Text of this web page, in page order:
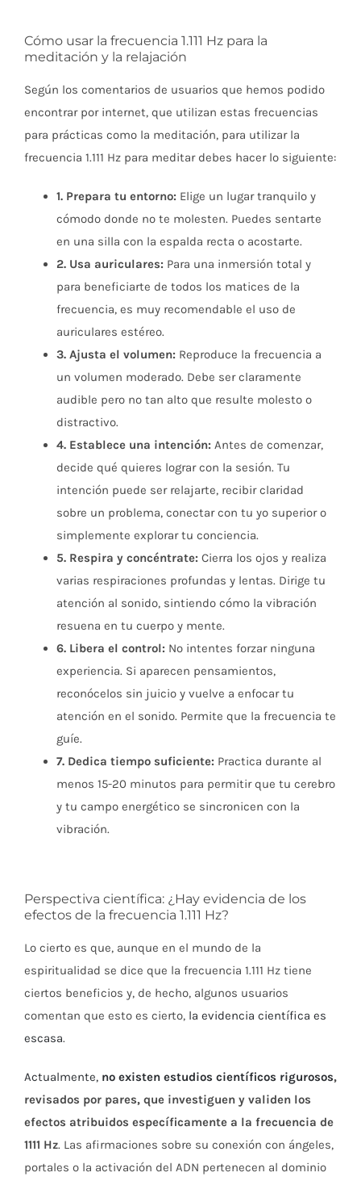
Cómo usar la frecuencia 1.111 Hz para la
meditación y la relajación
Según los comentarios de usuarios que hemos podido
encontrar por internet, que utilizan estas frecuencias
para prácticas como la meditación, para utilizar la
frecuencia 1.111 Hz para meditar debes hacer lo siguiente:
1. Prepara tu entorno: Elige un lugar tranquilo y
cómodo donde no te molesten. Puedes sentarte
en una silla con la espalda recta o acostarte.
2. Usa auriculares: Para una inmersión total y
para beneficiarte de todos los matices de la
frecuencia, es muy recomendable el uso de
auriculares estéreo.
3. Ajusta el volumen: Reproduce la frecuencia a
un volumen moderado. Debe ser claramente
audible pero no tan alto que resulte molesto o
distractivo.
4. Establece una intención: Antes de comenzar,
decide qué quieres lograr con la sesión. Tu
intención puede ser relajarte, recibir claridad
sobre un problema, conectar con tu yo superior o
simplemente explorar tu conciencia.
5. Respira y concéntrate: Cierra los ojos y realiza
varias respiraciones profundas y lentas. Dirige tu
atención al sonido, sintiendo cómo la vibración
resuena en tu cuerpo y mente.
6. Libera el control: No intentes forzar ninguna
experiencia. Si aparecen pensamientos,
reconócelos sin juicio y vuelve a enfocar tu
atención en el sonido. Permite que la frecuencia te
guíe.
7. Dedica tiempo suficiente: Practica durante al
menos 15-20 minutos para permitir que tu cerebro
y tu campo energético se sincronicen con la
vibración.
Perspectiva científica: ¿Hay evidencia de los
efectos de la frecuencia 1.111 Hz?
Lo cierto es que, aunque en el mundo de la
espiritualidad se dice que la frecuencia 1.111 Hz tiene
ciertos beneficios y, de hecho, algunos usuarios
comentan que esto es cierto, la evidencia científica es
escasa.
Actualmente, no existen estudios científicos rigurosos,
revisados por pares, que investiguen y validen los
efectos atribuidos específicamente a la frecuencia de
1111 Hz. Las afirmaciones sobre su conexión con ángeles,
portales o la activación del ADN pertenecen al dominio